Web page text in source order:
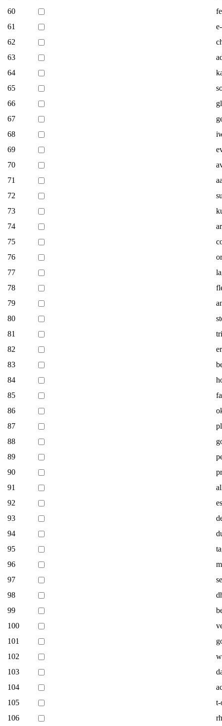
60
61
62
63
64
65
66
67
68
69
70
71
72
73
74
75
76
77
78
79
80
81
82
83
84
85
86
87
88
89
90
91
92
93
94
95
96
97
98
99
100
101
102
103
104
105
t-
106